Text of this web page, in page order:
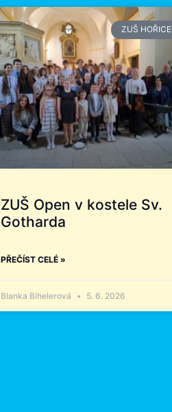
ZUŠ HOŘICE
ZUŠ Open v kostele Sv.
Gotharda
PŘEČÍST CELÉ »
Blanka Bihelerová 5. 6. 2026